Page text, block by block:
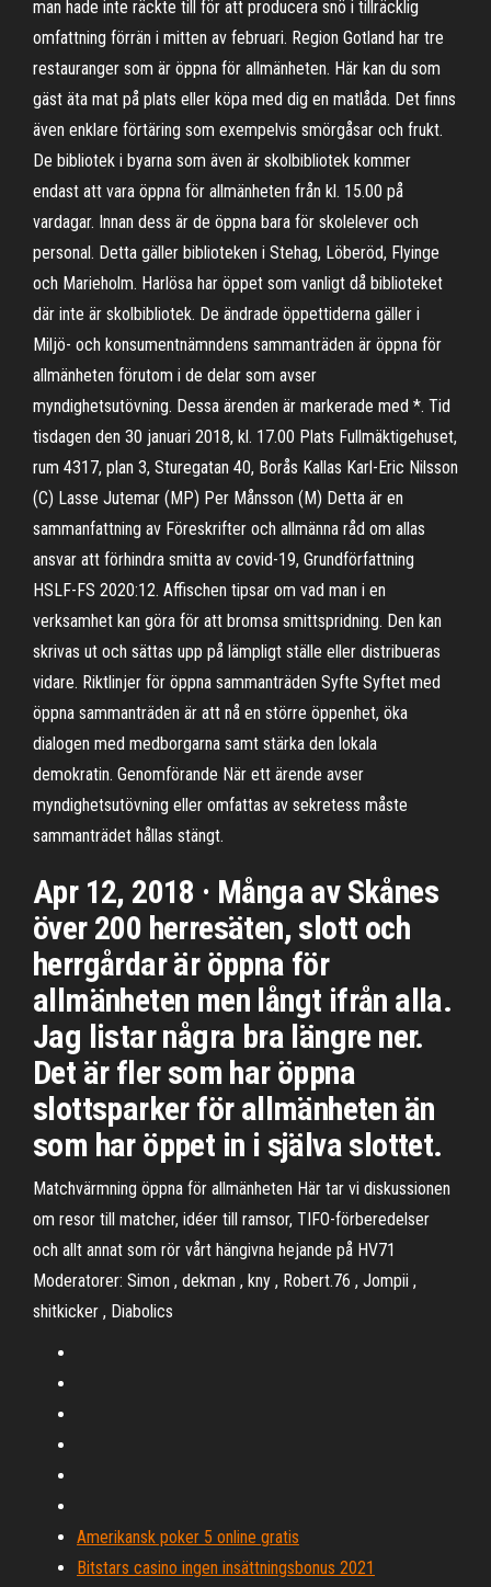
man hade inte räckte till för att producera snö i tillräcklig
omfattning förrän i mitten av februari. Region Gotland har tre
restauranger som är öppna för allmänheten. Här kan du som
gäst äta mat på plats eller köpa med dig en matlåda. Det finns
även enklare förtäring som exempelvis smörgåsar och frukt.
De bibliotek i byarna som även är skolbibliotek kommer
endast att vara öppna för allmänheten från kl. 15.00 på
vardagar. Innan dess är de öppna bara för skolelever och
personal. Detta gäller biblioteken i Stehag, Löberöd, Flyinge
och Marieholm. Harlösa har öppet som vanligt då biblioteket
där inte är skolbibliotek. De ändrade öppettiderna gäller i
Miljö- och konsumentnämndens sammanträden är öppna för
allmänheten förutom i de delar som avser
myndighetsutövning. Dessa ärenden är markerade med *. Tid
tisdagen den 30 januari 2018, kl. 17.00 Plats Fullmäktigehuset,
rum 4317, plan 3, Sturegatan 40, Borås Kallas Karl-Eric Nilsson
(C) Lasse Jutemar (MP) Per Månsson (M) Detta är en
sammanfattning av Föreskrifter och allmänna råd om allas
ansvar att förhindra smitta av covid-19, Grundförfattning
HSLF-FS 2020:12. Affischen tipsar om vad man i en
verksamhet kan göra för att bromsa smittspridning. Den kan
skrivas ut och sättas upp på lämpligt ställe eller distribueras
vidare. Riktlinjer för öppna sammanträden Syfte Syftet med
öppna sammanträden är att nå en större öppenhet, öka
dialogen med medborgarna samt stärka den lokala
demokratin. Genomförande När ett ärende avser
myndighetsutövning eller omfattas av sekretess måste
sammanträdet hållas stängt.
Apr 12, 2018 · Många av Skånes
över 200 herresäten, slott och
herrgårdar är öppna för
allmänheten men långt ifrån alla.
Jag listar några bra längre ner.
Det är fler som har öppna
slottsparker för allmänheten än
som har öppet in i själva slottet.
Matchvärmning öppna för allmänheten Här tar vi diskussionen
om resor till matcher, idéer till ramsor, TIFO-förberedelser
och allt annat som rör vårt hängivna hejande på HV71
Moderatorer: Simon , dekman , kny , Robert.76 , Jompii ,
shitkicker , Diabolics
Amerikansk poker 5 online gratis
Bitstars casino ingen insättningsbonus 2021